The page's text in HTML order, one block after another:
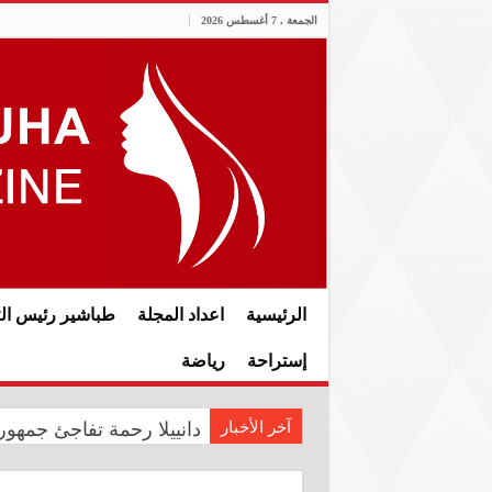
الجمعة , 7 أغسطس 2026
الرئيسية اعداد المجلة طباشير رئيس
إستراحة رياضة
آخر الأخبار دانييلا رحمة تفاجئ
رئيس الوزراء علي فالح